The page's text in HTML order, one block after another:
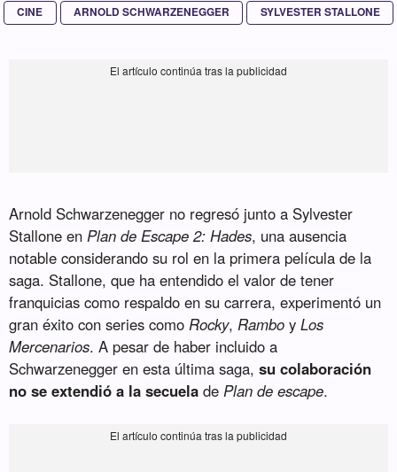
CINE ARNOLD SCHWARZENEGGER SYLVESTER STALLONE
Arnold Schwarzenegger no regresó junto a Sylvester
Stallone en Plan de Escape 2: Hades, una ausencia
notable considerando su rol en la primera película de la
saga. Stallone, que ha entendido el valor de tener
franquicias como respaldo en su carrera, experimentó un
gran éxito con series como Rocky, Rambo yLos
Mercenarios. A pesar de haber incluido a
Schwarzenegger en esta última saga,su colaboración
no se extendió a la secuela de Plan de escape.